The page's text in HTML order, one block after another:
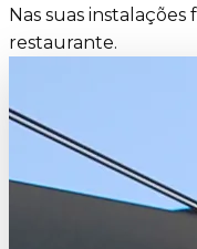
Nas suas
restaurante.